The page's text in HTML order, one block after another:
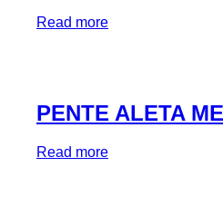
Read more
PENTE ALETA
Read more